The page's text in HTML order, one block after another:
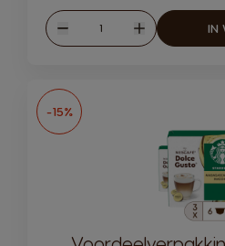
Verlagen
Hoeveelheid
Verhogen
IN
-15%